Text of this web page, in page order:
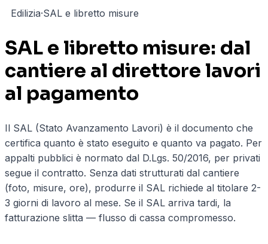
Edilizia·SAL e libretto misure
SAL e libretto misure: dal
cantiere al direttore lavori
al pagamento
Il SAL (Stato Avanzamento Lavori) è il documento che
certifica quanto è stato eseguito e quanto va pagato. Per
appalti pubblici è normato dal D.Lgs. 50/2016, per privati
segue il contratto. Senza dati strutturati dal cantiere
(foto, misure, ore), produrre il SAL richiede al titolare 2-
3 giorni di lavoro al mese. Se il SAL arriva tardi, la
fatturazione slitta — flusso di cassa compromesso.